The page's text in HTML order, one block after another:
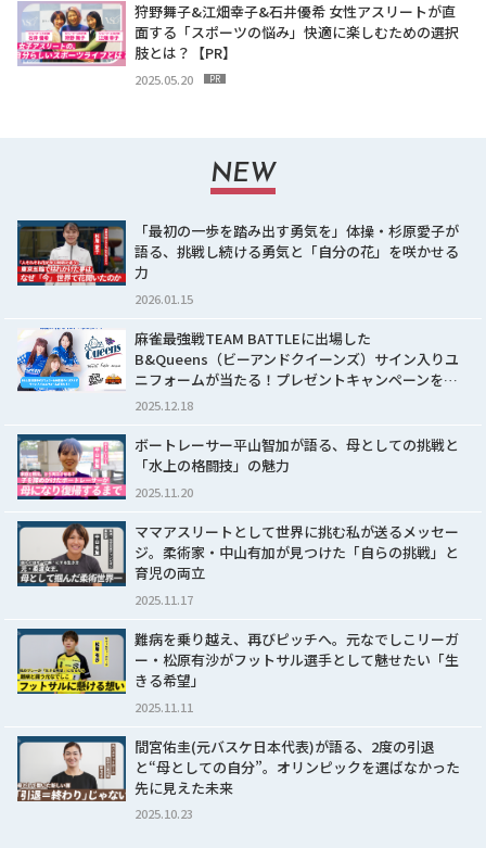
狩野舞子&江畑幸子&石井優希 女性アスリートが直
面する「スポーツの悩み」快適に楽しむための選択
肢とは？【PR】
2025.05.20 PR
NEW
「最初の一歩を踏み出す勇気を」体操・杉原愛子が
語る、挑戦し続ける勇気と「自分の花」を咲かせる
力
2026.01.15
麻雀最強戦TEAM BATTLEに出場した
B&Queens（ビーアンドクイーンズ）サイン入りユ
ニフォームが当たる！プレゼントキャンペーンを…
2025.12.18
ボートレーサー平山智加が語る、母としての挑戦と
「水上の格闘技」の魅力
2025.11.20
ママアスリートとして世界に挑む私が送るメッセー
ジ。柔術家・中山有加が見つけた「自らの挑戦」と
育児の両立
2025.11.17
難病を乗り越え、再びピッチへ。元なでしこリーガ
ー・松原有沙がフットサル選手として魅せたい「生
きる希望」
2025.11.11
間宮佑圭(元バスケ日本代表)が語る、2度の引退
と“母としての自分”。オリンピックを選ばなかった
先に見えた未来
2025.10.23